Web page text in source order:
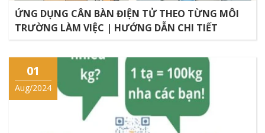
ỨNG DỤNG CÂN BÀN ĐIỆN TỬ THEO TỪNG MÔI
TRƯỜNG LÀM VIỆC | HƯỚNG DẪN CHI TIẾT
01
Aug/2024